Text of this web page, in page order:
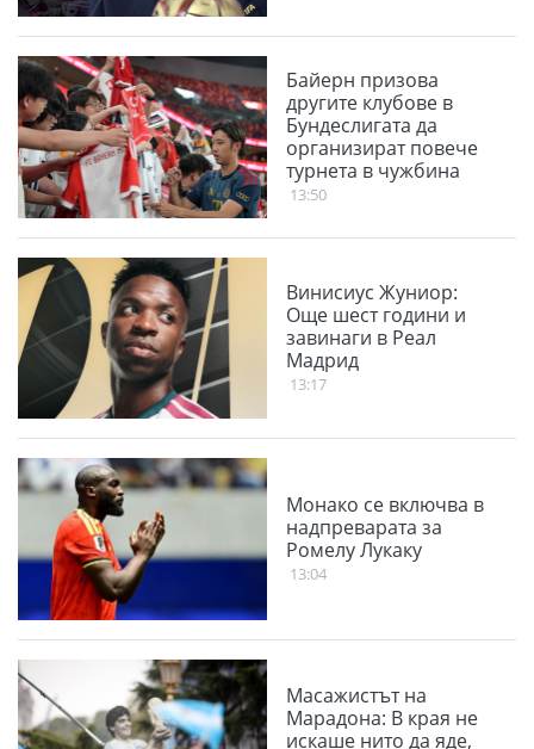
Байерн призова
другите клубове в
Бундеслигата да
организират повече
турнета в чужбина
13:50
Винисиус Жуниор:
Още шест години и
завинаги в Реал
Мадрид
13:17
Монако се включва в
надпреварата за
Ромелу Лукаку
13:04
Масажистът на
Марадона: В края не
искаше нито да яде,